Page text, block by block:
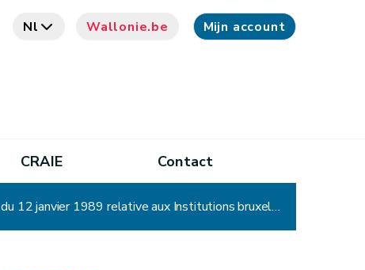
Nl Wallonie.be Mijn account
CRAIE Contact
Loi spéciale modifiant la loi spéciale du 8 août 1980 de réformes institutionnelles et la loi spéciale du 12 janvier 1989 relative aux Institutions bruxelloises, en ce qui concerne la cessation du mandat parlementaire par démission